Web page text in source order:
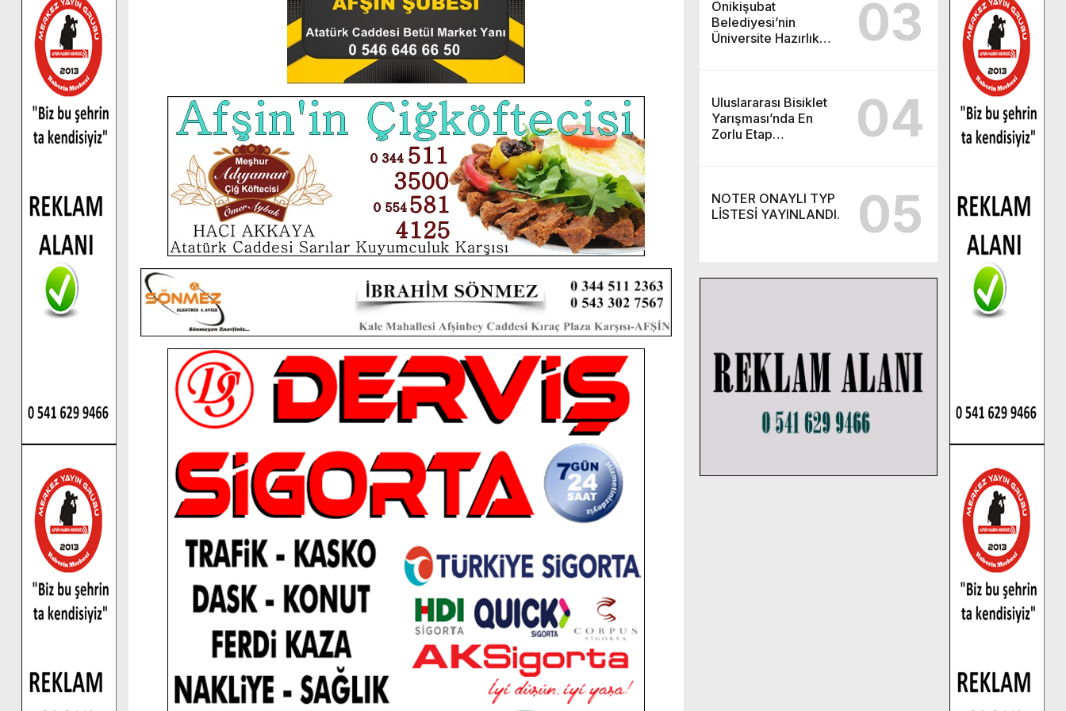
Onikişubat
Belediyesi’nin
Üniversite Hazırlık
03
Uluslararası Bisiklet
Yarışması’nda En
Zorlu Etap
04
NOTER ONAYLI TYP
LİSTESİ YAYINLANDI.
05